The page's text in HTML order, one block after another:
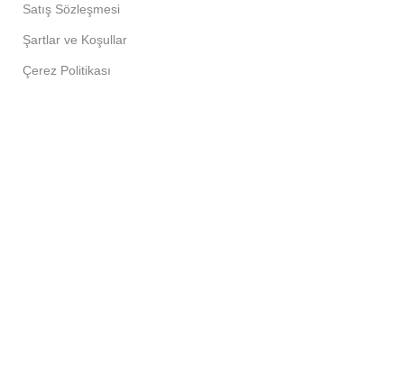
Satış Sözleşmesi
Şartlar ve Koşullar
Çerez Politikası